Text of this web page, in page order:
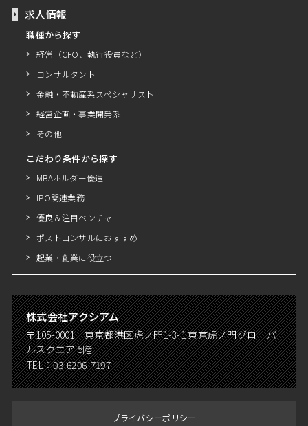
求人情報
職種から探す
経営（CFO、執行役員など）
コンサルタント
金融・不動産系スペシャリスト
経営企画・事業開発系
その他
こだわり条件から探す
MBAホルダー優遇
IPO関連業務
優良＆注目ベンチャー
ポストコンサルにおすすめ
起業・創業に役立つ
株式会社アクシアム
〒105-0001 東京都港区虎ノ門1-3-1 東京虎ノ門グローバ
ルスクエア 5階
TEL：03-6206-7197
プライバシーポリシー